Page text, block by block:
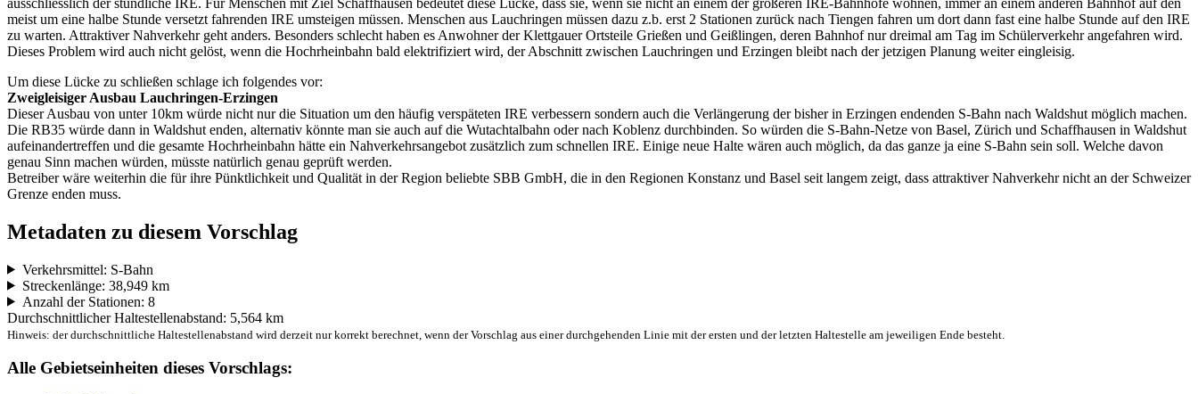
meist um eine halbe Stunde versetzt fahrenden IRE umsteigen müssen. Menschen aus Lauchringen müssen dazu z.b. erst 2 Stationen zurück nach Tiengen fahren um dort dann fast eine halbe Stunde auf den IRE
zu warten. Attraktiver Nahverkehr geht anders. Besonders schlecht haben es Anwohner der Klettgauer Ortsteile Grießen und Geißlingen, deren Bahnhof nur dreimal am Tag im Schülerverkehr angefahren wird.
Dieses Problem wird auch nicht gelöst, wenn die Hochrheinbahn bald elektrifiziert wird, der Abschnitt zwischen Lauchringen und Erzingen bleibt nach der jetzigen Planung weiter eingleisig.
Um diese Lücke zu schließen schlage ich folgendes vor:
Zweigleisiger Ausbau Lauchringen-Erzingen
Dieser Ausbau von unter 10km würde nicht nur die Situation um den häufig verspäteten IRE verbessern sondern auch die Verlängerung der bisher in Erzingen endenden S-Bahn nach Waldshut möglich machen.
Die RB35 würde dann in Waldshut enden, alternativ könnte man sie auch auf die Wutachtalbahn oder nach Koblenz durchbinden. So würden die S-Bahn-Netze von Basel, Zürich und Schaffhausen in Waldshut
aufeinandertreffen und die gesamte Hochrheinbahn hätte ein Nahverkehrsangebot zusätzlich zum schnellen IRE. Einige neue Halte wären auch möglich, da das ganze ja eine S-Bahn sein soll. Welche davon
genau Sinn machen würden, müsste natürlich genau geprüft werden.
Betreiber wäre weiterhin die für ihre Pünktlichkeit und Qualität in der Region beliebte SBB GmbH, die in den Regionen Konstanz und Basel seit langem zeigt, dass attraktiver Nahverkehr nicht an der Schweizer
Grenze enden muss.
Metadaten zu diesem Vorschlag
Verkehrsmittel: S-Bahn
Streckenlänge: 38,949 km
Anzahl der Stationen: 8
Durchschnittlicher Haltestellenabstand: 5,564 km
Hinweis: der durchschnittliche Haltestellenabstand wird derzeit nur korrekt berechnet, wenn der Vorschlag aus einer durchgehenden Linie mit der ersten und der letzten Haltestelle am jeweiligen Ende besteht.
Alle Gebietseinheiten dieses Vorschlags: